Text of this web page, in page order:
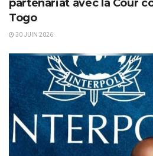
partenariat avec la Cour
Togo
30 JUIN 2026